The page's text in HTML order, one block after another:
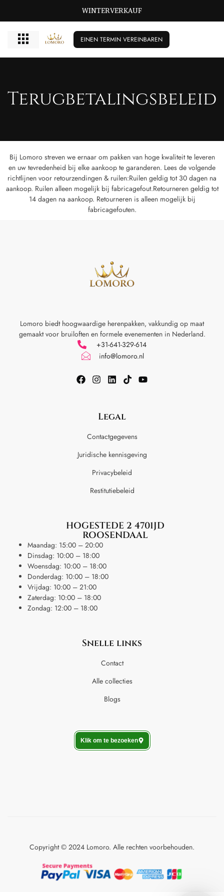
WINTERVERKAUF
EINEN TERMIN VEREINBAREN
Terugbetalingsbeleid
Bij Lomoro streven we ernaar om pakken van hoge kwaliteit te leveren
en uw tevredenheid bij elke aankoop te garanderen. Lees de volgende
richtlijnen voor retourzendingen & ruilen:Ruilen geldig tot 30 dagen na
aankoop. Ruilen alleen mogelijk bij fabricagefout.Retourneren geldig tot
14 dagen na aankoop. Retourneren is alleen mogelijk bij
fabricagefouten.
Lomoro biedt hoogwaardige herenpakken, vakkundig op maat
gemaakt voor bruiloften en formele evenementen in Nederland.
+31-641-329-614
info@lomoro.nl
Legal
Contactgegevens
Juridische kennisgeving
Privacybeleid
Restitutiebeleid
HOGESTEDE 2 4701JD
ROOSENDAAL
Maandag: 15:00 – 20:00
Dinsdag: 10:00 – 18:00
Woensdag: 10:00 – 18:00
Donderdag: 10:00 – 18:00
Vrijdag: 10:00 – 21:00
Zaterdag: 10:00 – 18:00
Zondag: 12:00 – 18:00
Snelle links
Contact
Alle collecties
Blogs
Klik om te bezoeken
Copyright © 2024 Lomoro. Alle rechten voorbehouden.